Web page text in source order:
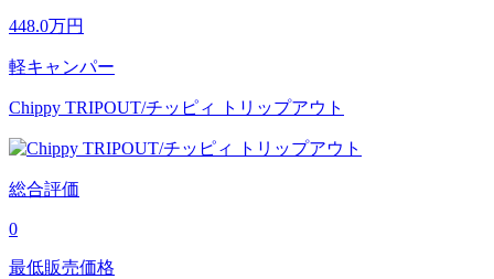
448.0万円
軽キャンパー
Chippy TRIPOUT/チッピィ トリップアウト
総合評価
0
最低販売価格